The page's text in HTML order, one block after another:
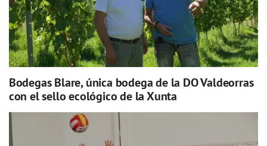
Bodegas Blare, única bodega de la DO Valdeorras
con el sello ecológico de la Xunta